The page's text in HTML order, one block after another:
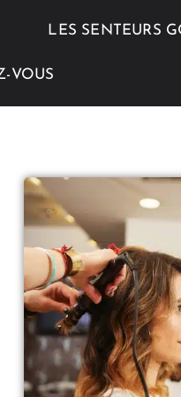
LES SENTEURS
VOUS